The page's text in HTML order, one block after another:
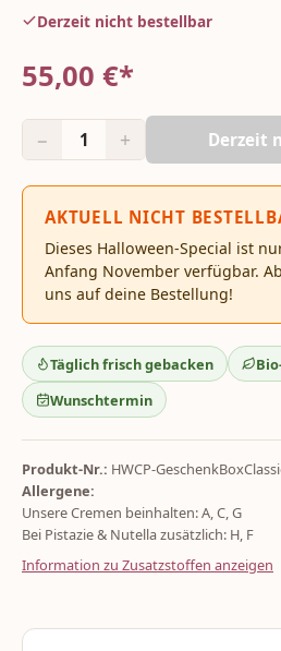
Derzeit nicht bestellbar
55,00 €*
− 1 + Derzeit
AKTUELL NICHT
Dieses Halloween-Special ist
Anfang November verfügbar.
uns auf deine Bestellung!
Täglich frisch gebacken
Wunschtermin
Produkt-Nr.: HWCP-
Allergene:
Unsere Cremen beinhalten: A, C, G
Bei Pistazie & Nutella zusätzlich: H, F
Information zu Zusatzstoffen anzeigen